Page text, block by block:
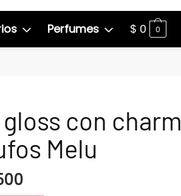
Perfumes $ 0 0
con charm
Melu